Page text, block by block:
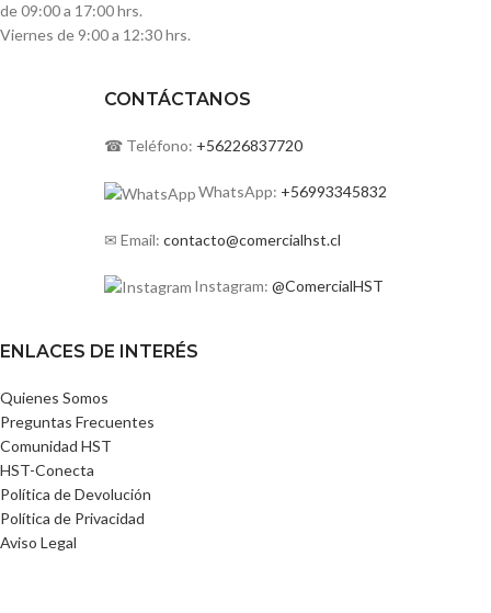
de 09:00 a 17:00 hrs.
Viernes de 9:00 a 12:30 hrs.
CONTÁCTANOS
☎ Teléfono: +56226837720
WhatsApp: +56993345832
✉ Email: contacto@comercialhst.cl
Instagram: @ComercialHST
ENLACES DE INTERÉS
Quienes Somos
Preguntas Frecuentes
Comunidad HST
HST-Conecta
Política de Devolución
Política de Privacidad
Aviso Legal